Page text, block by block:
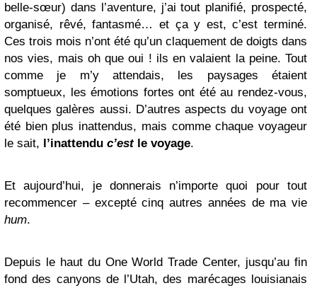
belle-sœur) dans l’aventure, j’ai tout planifié, prospecté,
organisé, rêvé, fantasmé… et ça y est, c’est terminé.
Ces trois mois n’ont été qu’un claquement de doigts dans
nos vies, mais oh que oui ! ils en valaient la peine. Tout
comme je m’y attendais, les paysages étaient
somptueux, les émotions fortes ont été au rendez-vous,
quelques galères aussi. D’autres aspects du voyage ont
été bien plus inattendus, mais comme chaque voyageur
le sait, l’inattendu c’estle voyage.
Et aujourd’hui, je donnerais n’importe quoi pour tout
recommencer – excepté cinq autres années de ma vie
hum.
Depuis le haut du One World Trade Center, jusqu’au fin
fond des canyons de l’Utah, des marécages louisianais